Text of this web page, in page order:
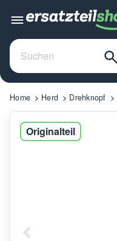
Home Herd Drehknopf
Originalteil